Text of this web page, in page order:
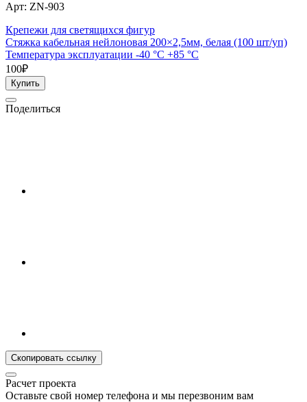
Арт: ZN-903
Крепежи для светящихся фигур
Стяжка кабельная нейлоновая 200×2,5мм, белая (100 шт/уп)
Температура эксплуатации -40 °С +85 °С
100₽
Купить
Поделиться
Скопировать ссылку
Расчет проекта
Оставьте свой номер телефона и мы перезвоним вам